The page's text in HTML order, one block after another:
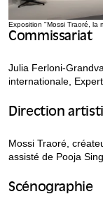
Exposition "Mossi Traoré, la
Commissariat
Julia Ferloni-
internationale,
Direction
Mossi Traoré,
assisté de Pooja
Scénographie